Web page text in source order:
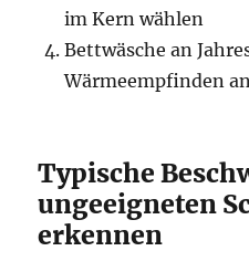
im Kern wählen
Bettwäsche an
Wärmeempfinden
Typische
ungeeigneten
erkennen